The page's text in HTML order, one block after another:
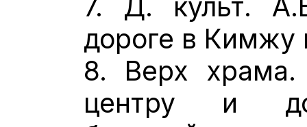
7. Д. культ.
дороге в Кимжу
8. Верх
центру и